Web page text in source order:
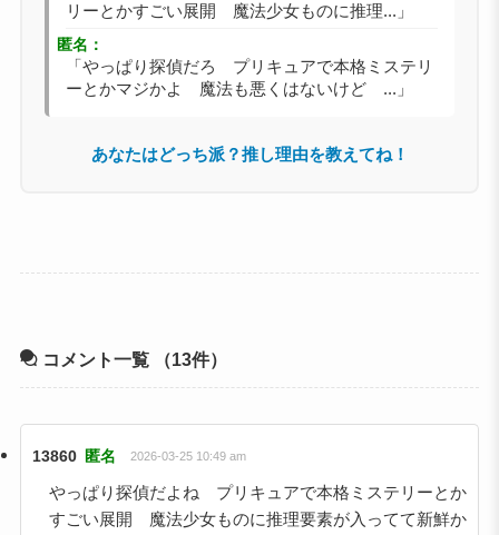
リーとかすごい展開 魔法少女ものに推理...」
匿名：
「やっぱり探偵だろ プリキュアで本格ミステリ
ーとかマジかよ 魔法も悪くはないけど ...」
あなたはどっち派？推し理由を教えてね！
コメント一覧 （13件）
13860 匿名 2026-03-25 10:49 am
やっぱり探偵だよね プリキュアで本格ミステリーとか
すごい展開 魔法少女ものに推理要素が入ってて新鮮か